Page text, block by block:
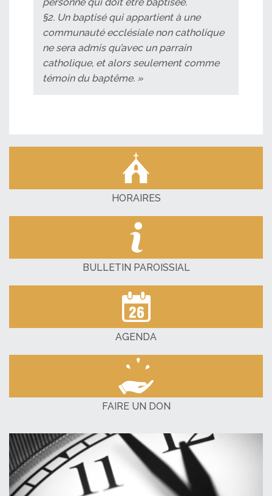
personne qui doit être baptisée.
§2. Un baptisé qui appartient à une
communauté ecclésiale non catholique
ne sera admis qu’avec un parrain
catholique, et alors seulement comme
témoin du baptême. »
HORAIRES
BULLETIN PAROISSIAL
AGENDA
FAIRE UN DON